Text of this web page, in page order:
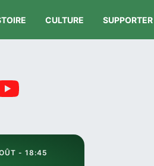
CULTURE SUPPORTER
- 18:45